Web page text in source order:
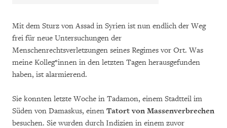
Mit dem Sturz von Assad in Syrien ist nun endlich der Weg
frei für neue Untersuchungen der
Menschenrechtsverletzungen seines Regimes vor Ort. Was
meine Kolleg*innen in den letzten Tagen herausgefunden
haben, ist alarmierend.
Sie konnten letzte Woche in Tadamon, einem Stadtteil im
Süden von Damaskus, einen Tatort von Massenverbrechen
besuchen. Sie wurden durch Indizien in einem zuvor